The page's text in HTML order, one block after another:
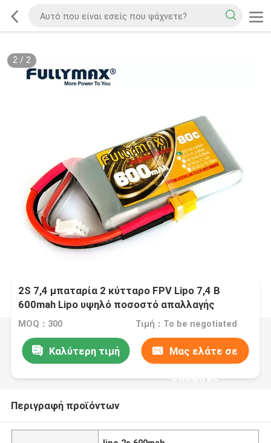
2/ 2
2S 7,4 μπαταρία 2 κύτταρο FPV Lipo 7,4 Β
600mah Lipo υψηλό ποσοστό απαλλαγής
μπαταριών 80C Β Rc
MOQ：300 Τιμή：To be negotiated
Καλύτερη τιμή Μας ελάτε σε
επαφή με
Περιγραφή προϊόντων